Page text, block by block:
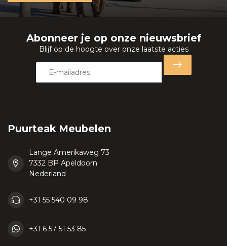
Abonneer je op onze nieuwsbrief
Blijf op de hoogte over onze laatste acties
Puurteak Meubelen
Lange Amerikaweg 73
7332 BP Apeldoorn
Nederland
+31 55 540 09 98
+31 6 57 51 53 85